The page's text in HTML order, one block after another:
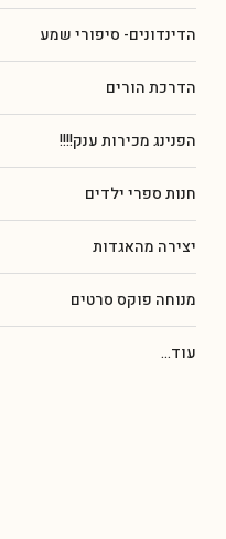
הדינדונים- סיפורי שמע
הדרכת הורים
הפנינג מכירות ענק!!!!
חנות ספרי ילדים
יצירה מהאגדות
מנוחה פוקס סרטים
עוד...